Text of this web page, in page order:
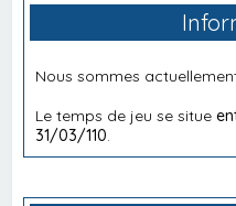
Nous sommes
Le temps de jeu se situe
31/03/110